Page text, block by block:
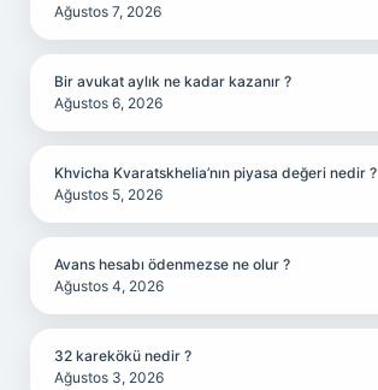
Ağustos 7, 2026
Bir avukat aylık ne kadar kazanır ?
Ağustos 6, 2026
Khvicha Kvaratskhelia’nın piyasa değeri nedir ?
Ağustos 5, 2026
Avans hesabı ödenmezse ne olur ?
Ağustos 4, 2026
32 karekökü nedir ?
Ağustos 3, 2026